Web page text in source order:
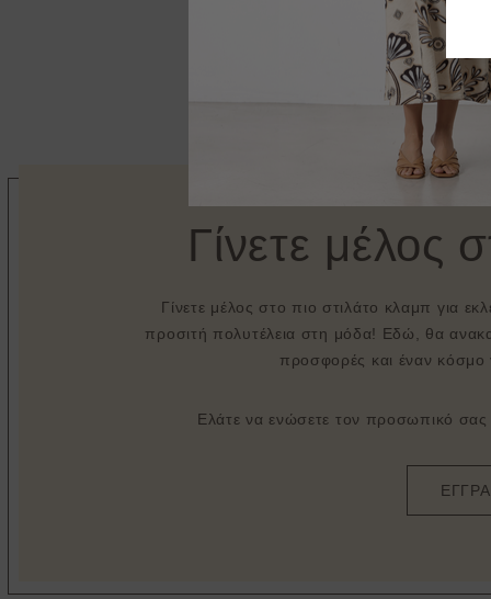
Γίνετε μέλος
Γίνετε μέλος στο πιο στιλάτο κλαμπ για
προσιτή πολυτέλεια στη μόδα! Εδώ, θα
προσφορές και έναν κόσμο
Ελάτε να ενώσετε τον προσωπικό σας